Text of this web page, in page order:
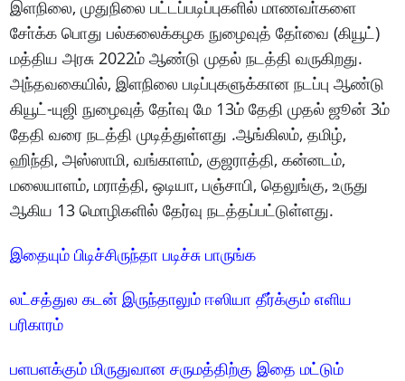
இளநிலை, முதுநிலை பட்டப்படிப்புகளில் மாணவா்களை
சோ்க்க பொது பல்கலைக்கழக நுழைவுத் தோ்வை (கியூட்)
மத்திய அரசு 2022ம் ஆண்டு முதல் நடத்தி வருகிறது.
அந்தவகையில், இளநிலை படிப்புகளுக்கான நடப்பு ஆண்டு
கியூட்-யுஜி நுழைவுத் தோ்வு மே 13ம் தேதி முதல் ஜூன் 3ம்
தேதி வரை நடத்தி முடித்துள்ளது .ஆங்கிலம், தமிழ்,
ஹிந்தி, அஸ்ஸாமி, வங்காளம், குஜராத்தி, கன்னடம்,
மலையாளம், மராத்தி, ஒடியா, பஞ்சாபி, தெலுங்கு, உருது
ஆகிய 13 மொழிகளில் தேர்வு நடத்தப்பட்டுள்ளது.
இதையும் பிடிச்சிருந்தா படிச்சு பாருங்க
லட்சத்துல கடன் இருந்தாலும் ஈஸியா தீர்க்கும் எளிய
பரிகாரம்
பளபளக்கும் மிருதுவான சருமத்திற்கு இதை மட்டும்